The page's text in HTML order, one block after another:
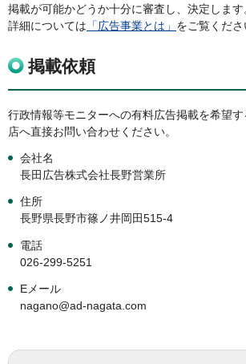
掲載が可能かどうか十分に審査し、決定します
詳細については 「広告事業とは」 をご覧くださ
掲載依頼
行政情報等モニターへの有料広告掲載を希望
店へ直接お問い合わせください。
会社名
長田広告株式会社長野営業所
住所
長野県長野市篠ノ井岡田515-4
電話
026-299-5251
Eメール
nagano@ad-nagata.com